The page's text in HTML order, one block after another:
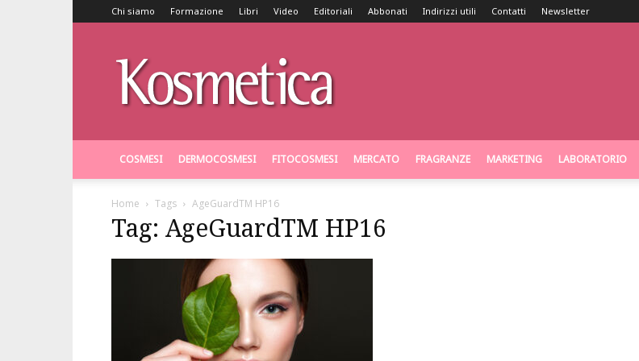
Chi siamo Formazione Libri Video Editoriali Abbonati Indirizzi utili Contatti Newsletter
COSMESI DERMOCOSMESI FITOCOSMESI MERCATO FRAGRANZE MARKETING LABORATORIO
Home Tags AgeGuardTM HP16
Tag: AgeGuardTM HP16